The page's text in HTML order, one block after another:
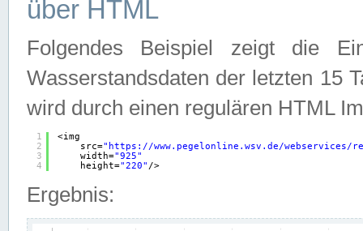
über HTML
Folgendes Beispiel zeigt die
Wasserstandsdaten der letzten 15
wird durch einen regulären HTML
1
2
3
4
<img
src=" https://www.pegelonline.wsv.de/webservices/
width="925"
height="220" />
Ergebnis: